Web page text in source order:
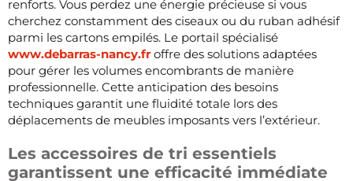
renforts. Vous perdez une énergie précieuse si vous
cherchez constamment des ciseaux ou du ruban adhésif
parmi les cartons empilés. Le portail spécialisé
www.debarras-nancy.fr offre des solutions adaptées
pour gérer les volumes encombrants de manière
professionnelle. Cette anticipation des besoins
techniques garantit une fluidité totale lors des
déplacements de meubles imposants vers l’extérieur.
Les accessoires de tri essentiels
garantissent une efficacité immédiate